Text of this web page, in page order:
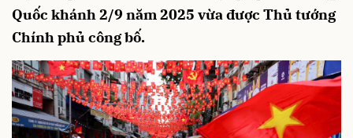
Quốc khánh 2/9 năm 2025 vừa được Thủ tướng
Chính phủ công bố.
Hủy Gửi